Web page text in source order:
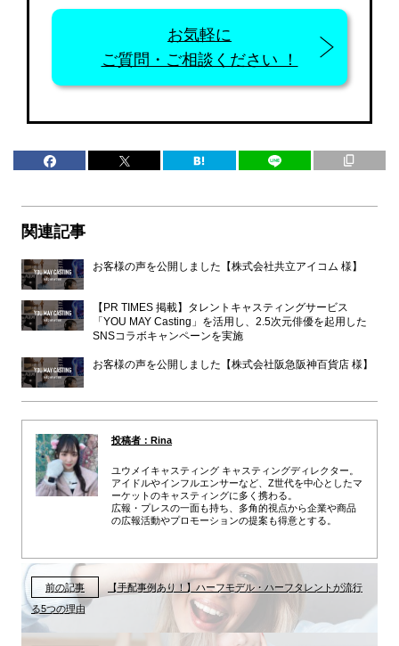
お気軽に
ご質問・ご相談ください ！
関連記事
お客様の声を公開しました【株式会社共立アイコム 様】
【PR TIMES 掲載】タレントキャスティングサービス
「YOU MAY Casting」を活用し、2.5次元俳優を起用した
SNSコラボキャンペーンを実施
お客様の声を公開しました【株式会社阪急阪神百貨店 様】
投稿者：Rina
ユウメイキャスティング キャスティングディレクター。
アイドルやインフルエンサーなど、Z世代を中心としたマ
ーケットのキャスティングに多く携わる。
広報・プレスの一面も持ち、多角的視点から企業や商品
の広報活動やプロモーションの提案も得意とする。
前の記事
【手配事例あり！】ハーフモデル・ハーフタレントが流行
る5つの理由